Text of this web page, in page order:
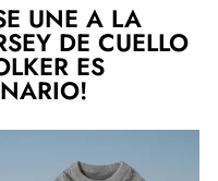
UNE A LA
DE CUELLO
ES